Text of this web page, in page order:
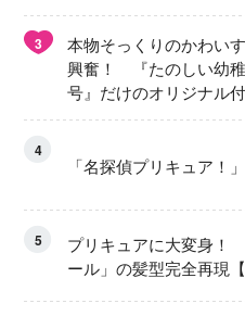
3
本物そっくりのかわい
興奮！ 『たのしい幼
号』だけのオリジナル
ア くるくるせんたく
4
「名探偵プリキュア！
5
プリキュアに大変身！
ール」の髪型完全再現